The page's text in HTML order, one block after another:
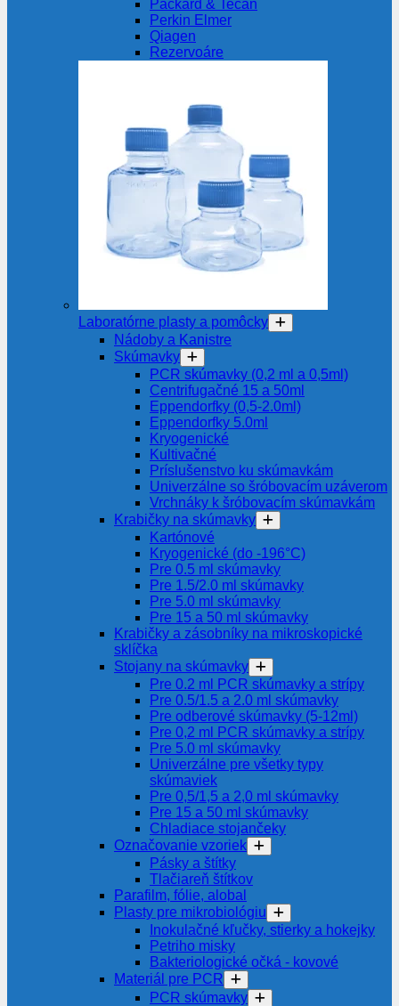
Packard & Tecan
Perkin Elmer
Qiagen
Rezervoáre
Laboratórne plasty a pomôcky
Nádoby a Kanistre
Skúmavky
PCR skúmavky (0,2 ml a 0,5ml)
Centrifugačné 15 a 50ml
Eppendorfky (0,5-2.0ml)
Eppendorfky 5.0ml
Kryogenické
Kultivačné
Príslušenstvo ku skúmavkám
Univerzálne so šróbovacím uzáverom
Vrchnáky k šróbovacím skúmavkám
Krabičky na skúmavky
Kartónové
Kryogenické (do -196°C)
Pre 0.5 ml skúmavky
Pre 1.5/2.0 ml skúmavky
Pre 5.0 ml skúmavky
Pre 15 a 50 ml skúmavky
Krabičky a zásobníky na mikroskopické
sklíčka
Stojany na skúmavky
Pre 0.2 ml PCR skúmavky a strípy
Pre 0.5/1.5 a 2.0 ml skúmavky
Pre odberové skúmavky (5-12ml)
Pre 0,2 ml PCR skúmavky a strípy
Pre 5.0 ml skúmavky
Univerzálne pre všetky typy
skúmaviek
Pre 0,5/1,5 a 2,0 ml skúmavky
Pre 15 a 50 ml skúmavky
Chladiace stojančeky
Označovanie vzoriek
Pásky a štítky
Tlačiareň štítkov
Parafilm, fólie, alobal
Plasty pre mikrobiológiu
Inokulačné kľučky, stierky a hokejky
Petriho misky
Bakteriologické očká - kovové
Materiál pre PCR
PCR skúmavky